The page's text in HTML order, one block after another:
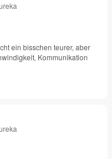
ein bisschen teurer, aber
Kommunikation